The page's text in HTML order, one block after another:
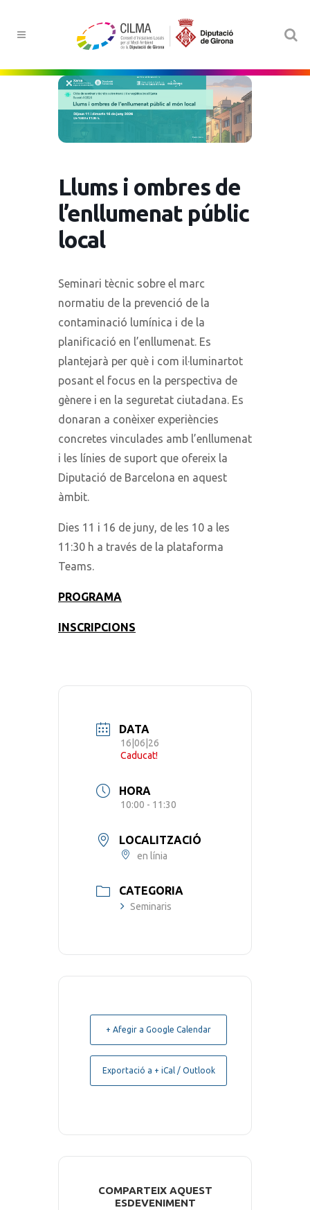
Llums i ombres de
l’enllumenat públic
local
Seminari tècnic sobre el marc
normatiu de la prevenció de la
contaminació lumínica i de la
planificació en l’enllumenat. Es
plantejarà per què i com il·luminartot
posant el focus en la perspectiva de
gènere i en la seguretat ciutadana. Es
donaran a conèixer experiències
concretes vinculades amb l’enllumenat
i les línies de suport que ofereix la
Diputació de Barcelona en aquest
àmbit.
Dies 11 i 16 de juny, de les 10 a les
11:30 h a través de la plataforma
Teams.
PROGRAMA
INSCRIPCIONS
DATA
16|06|26
Caducat!
HORA
10:00 - 11:30
LOCALITZACIÓ
en línia
CATEGORIA
Seminaris
+ Afegir a Google Calendar
Exportació a + iCal / Outlook
COMPARTEIX AQUEST
ESDEVENIMENT